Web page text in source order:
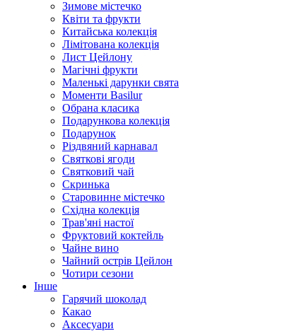
Зимове містечко
Квіти та фрукти
Китайська колекція
Лімітована колекція
Лист Цейлону
Магічні фрукти
Маленькі дарунки свята
Моменти Basilur
Обрана класика
Подарункова колекція
Подарунок
Різдвяний карнавал
Святкові ягоди
Святковий чай
Скринька
Старовинне містечко
Східна колекція
Трав'яні настої
Фруктовий коктейль
Чайне вино
Чайний острів Цейлон
Чотири сезони
Інше
Гарячий шоколад
Какао
Аксесуари